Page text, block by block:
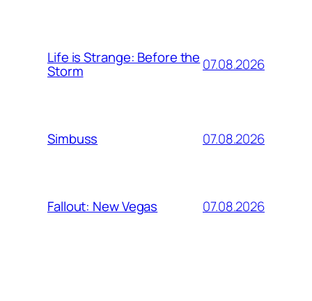
Life is Strange: Before the
Storm 07.08.2026
Simbuss 07.08.2026
Fallout: New Vegas 07.08.2026